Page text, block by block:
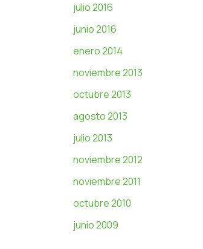
julio 2016
junio 2016
enero 2014
noviembre 2013
octubre 2013
agosto 2013
julio 2013
noviembre 2012
noviembre 2011
octubre 2010
junio 2009